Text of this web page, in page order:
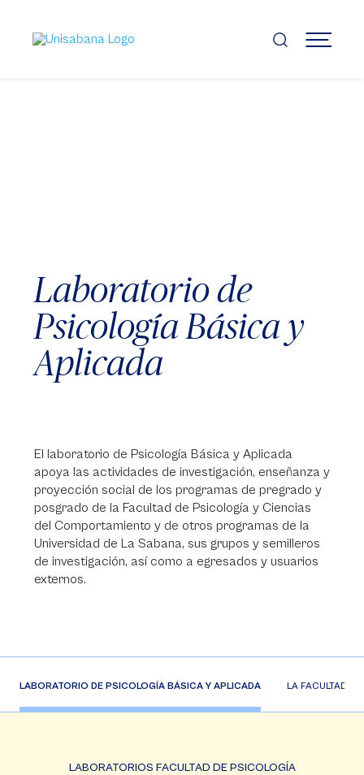
contenido
principal
MENÚ
Laboratorio de
Psicología Básica y
Aplicada
El laboratorio de Psicología Básica y Aplicada
apoya las actividades de investigación, enseñanza y
proyección social de los programas de pregrado y
posgrado de la Facultad de Psicología y Ciencias
del Comportamiento y de otros programas de la
Universidad de La Sabana, sus grupos y semilleros
de investigación, así como a egresados y usuarios
externos.
LABORATORIO DE PSICOLOGÍA BÁSICA Y APLICADA LA FACULTAD
LABORATORIOS FACULTAD DE PSICOLOGÍA